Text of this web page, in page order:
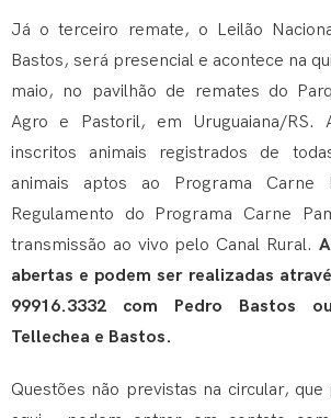
Já o terceiro remate, o Leilão
Bastos, será presencial e acontece na
maio, no pavilhão de remates do
Agro e Pastoril, em Uruguaiana/RS.
inscritos animais registrados de
animais aptos ao Programa Carne
Regulamento do Programa Carne
transmissão ao vivo pelo Canal Rural.
abertas e podem ser realizadas
99916.3332 com Pedro Bastos
Tellechea e Bastos.
Questões não previstas na circular,